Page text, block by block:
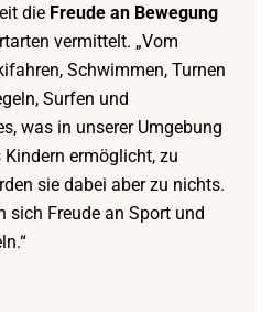
die Freude an Bewegung
vermittelt. „Vom
Schwimmen, Turnen
Surfen und
was in unserer Umgebung
ermöglicht, zu
sie dabei aber zu nichts.
sich Freude an Sport und